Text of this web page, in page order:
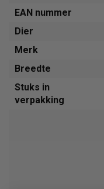
EAN nummer
Dier
Merk
Breedte
Stuks in
verpakking